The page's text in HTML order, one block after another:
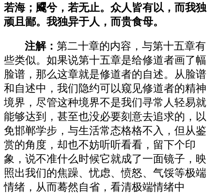
若海；飂兮，若无止。众人皆有以，而我独
顽且鄙。我独异于人，而贵食母。
注解：第二十章的内容，与第十五章有
些类似。如果说第十五章是给修道者画了幅
脸谱，那么这章就是修道者的自述。从脸谱
和自述中，我们隐约可以窥见修道者的精神
境界，尽管这种境界不是我们寻常人轻易就
能够达到，甚至也没必要刻意去追求的，以
免邯郸学步，与生活常态格格不入，但从鉴
赏的角度，却也不妨听听看看，留下个印
象，说不准什么时候它就成了一面镜子，映
照出我们的焦躁、忧虑、愤怒、气馁等极端
情绪，从而蓦然自省，看清极端情绪中